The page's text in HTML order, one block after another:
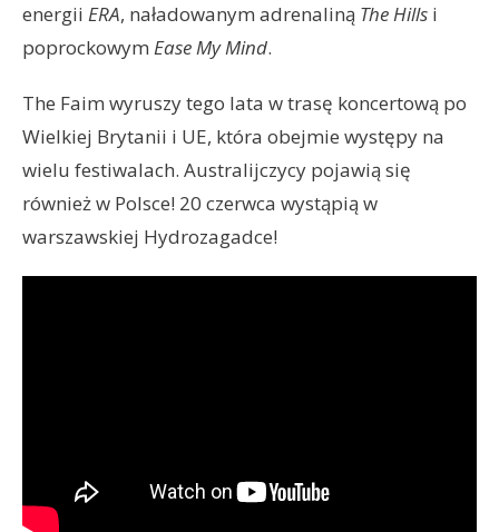
energii ERA, naładowanym adrenaliną The Hills i
poprockowym Ease My Mind.
The Faim wyruszy tego lata w trasę koncertową po
Wielkiej Brytanii i UE, która obejmie występy na
wielu festiwalach. Australijczycy pojawią się
również w Polsce! 20 czerwca wystąpią w
warszawskiej Hydrozagadce!